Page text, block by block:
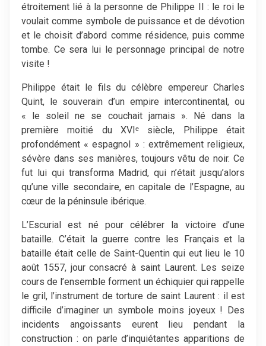
étroitement lié à la personne de Philippe II : le roi le
voulait comme symbole de puissance et de dévotion
et le choisit d’abord comme résidence, puis comme
tombe. Ce sera lui le personnage principal de notre
visite !
Philippe était le fils du célèbre empereur Charles
Quint, le souverain d’un empire intercontinental, ou
« le soleil ne se couchait jamais ». Né dans la
première moitié du XVIᵉ siècle, Philippe était
profondément « espagnol » : extrêmement religieux,
sévère dans ses manières, toujours vêtu de noir. Ce
fut lui qui transforma Madrid, qui n’était jusqu’alors
qu’une ville secondaire, en capitale de l’Espagne, au
cœur de la péninsule ibérique.
L’Escurial est né pour célébrer la victoire d’une
bataille. C’était la guerre contre les Français et la
bataille était celle de Saint-Quentin qui eut lieu le 10
août 1557, jour consacré à saint Laurent. Les seize
cours de l’ensemble forment un échiquier qui rappelle
le gril, l’instrument de torture de saint Laurent : il est
difficile d’imaginer un symbole moins joyeux ! Des
incidents angoissants eurent lieu pendant la
construction : on parle d’inquiétantes apparitions de